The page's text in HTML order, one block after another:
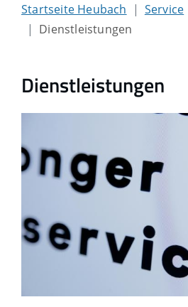
Startseite Heubach Service
Dienstleistungen
Dienstleistungen